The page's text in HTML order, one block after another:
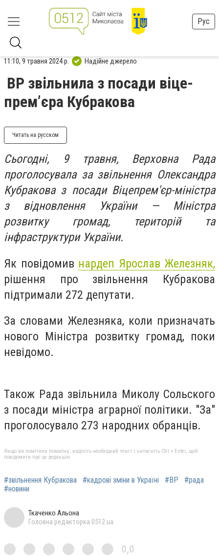
Рус
11:10, 9 травня 2024 р. Надійне джерело
ВР звільнила з посади віце-
прем’єра Кубракова
Читать на русском
Сьогодні, 9 травня, Верховна Рада
проголосувала за звільнення Олександра
Кубракова з посади Віцепрем'єр-міністра
з відновлення України — Міністра
розвитку громад, територій та
інфраструктури України.
Як повідомив нардеп Ярослав Железняк,
рішення про звільнення Кубракова
підтримали 272 депутати.
За словами Железняка, коли призначать
нового Міністра розвитку громад, поки
невідомо.
Також Рада звільнила Миколу Сольского
з посади міністра аграрної політики. "За"
проголосувало 273 народних обранців.
Якщо ви помітили помилку, виділіть необхідний текст і натисніть Ctrl + Enter, щоб
повідомити про це редакцію
#звільнення Кубракова #кадрові зміни в Україні #ВР
#рада
#новини
Ткаченко Альона
Головна редакторка 0512.ua
0,0